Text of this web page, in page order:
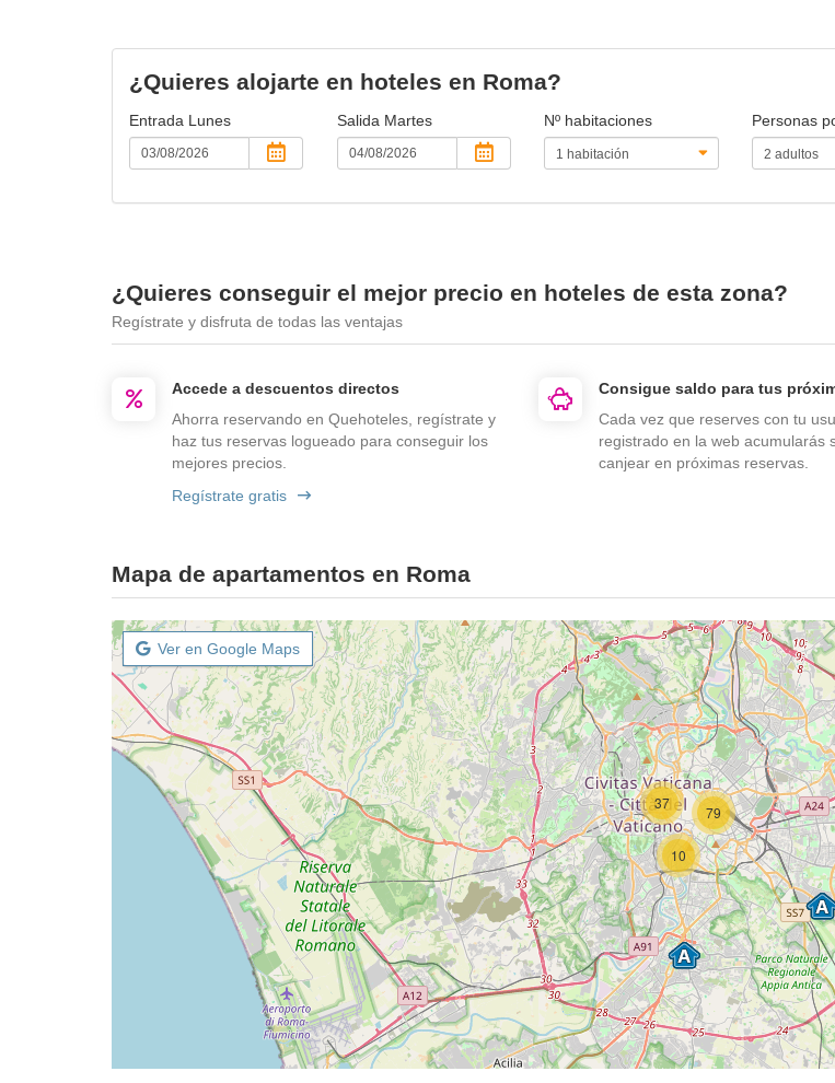
¿Quieres alojarte en hoteles en Roma?
Entrada Lunes Salida Martes Nº habitaciones
Personas
¿Quieres conseguir el mejor precio en hoteles de esta zona?
Regístrate y disfruta de todas las ventajas
Accede a descuentos directos
Ahorra reservando en Quehoteles, regístrate y
haz tus reservas logueado para conseguir los
mejores precios.
Regístrate gratis
Consigue saldo para tus
Cada vez que reserves con tu
registrado en la web acumularás
canjear en próximas reservas.
Mapa de apartamentos en Roma
Ver en Google Maps
10
37
79